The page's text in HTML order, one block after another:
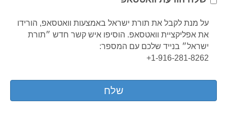
על מנת לקבל את תורת ישראל באמצעות וואטסאפ, הורידו
את אפליקציית וואטסאפ. הוסיפו איש קשר חדש ״תורת
ישראל״ בנייד שלכם עם המספר:
1-916-281-8262+